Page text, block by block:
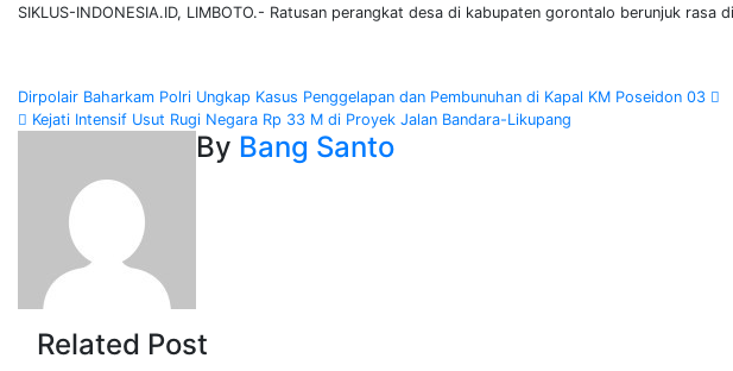
SIKLUS-INDONESIA.ID, LIMBOTO.- Ratusan perangkat desa di kabupaten gorontalo berunjuk rasa
Post
navigation
Dirpolair Baharkam Polri Ungkap Kasus Penggelapan dan Pembunuhan di Kapal KM Poseidon 03
Kejati Intensif Usut Rugi Negara Rp 33 M di Proyek Jalan Bandara-Likupang
By Bang Santo
Related Post